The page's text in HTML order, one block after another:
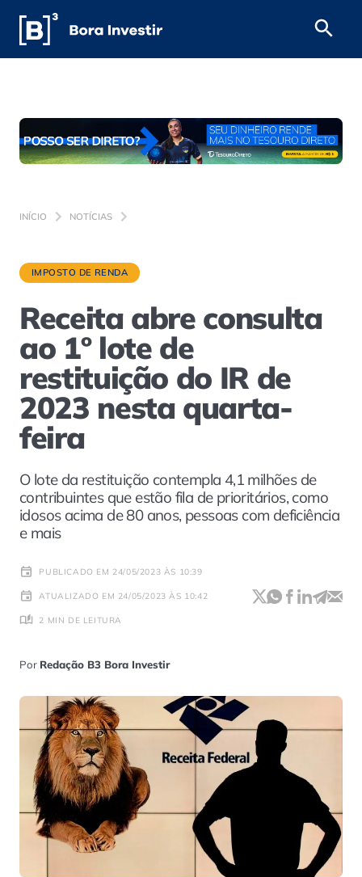
INÍCIO NOTÍCIAS
IMPOSTO DE RENDA
Receita abre consulta
ao 1º lote de
restituição do IR de
2023 nesta quarta-
feira
O lote da restituição contempla 4,1 milhões de
contribuintes que estão fila de prioritários, como
idosos acima de 80 anos, pessoas com deficiência
e mais
PUBLICADO EM 24/05/2023 ÀS 10:39
ATUALIZADO EM 24/05/2023 ÀS 10:42
2 MIN DE LEITURA
Por Redação B3 Bora Investir